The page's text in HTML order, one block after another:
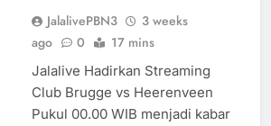
JalalivePBN3
3 weeks
ago
0 17 mins
Jalalive Hadirkan Streaming
Club Brugge vs Heerenveen
Pukul 00.00 WIB menjadi kabar